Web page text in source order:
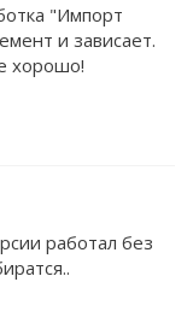
"Импорт
и зависает.
хорошо!
работал без